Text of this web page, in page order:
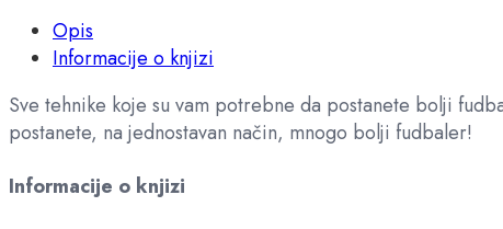
Opis
Informacije o knjizi
Sve tehnike koje su vam potrebne da postanete bolji
postanete, na jednostavan način, mnogo bolji fudbaler!
Informacije o knjizi